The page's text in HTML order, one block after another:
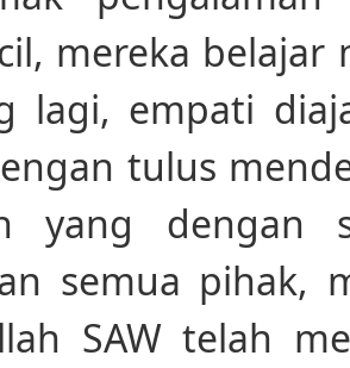
mereka belajar
lagi, empati
tulus
yang dengan
semua pihak,
SAW telah